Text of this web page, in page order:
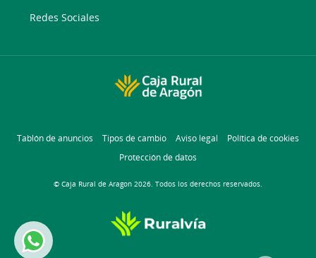
Redes Sociales
Tablón de anuncios Tipos de cambio Aviso legal
Política de cookies
Protección de datos
© Caja Rural de Aragon 2026. Todos los derechos reservados.